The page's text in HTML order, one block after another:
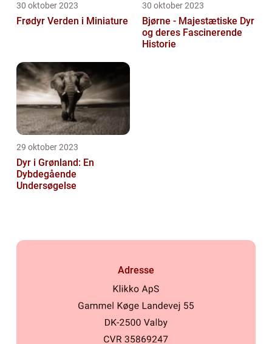
30 oktober 2023
Frødyr Verden i Miniature
30 oktober 2023
Bjørne - Majestætiske Dyr
og deres Fascinerende
Historie
29 oktober 2023
Dyr i Grønland: En
Dybdegående
Undersøgelse
Adresse